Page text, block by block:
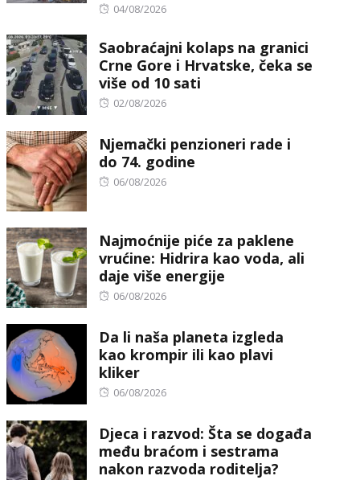
Posted
04/08/2026
Saobraćajni kolaps na granici
Crne Gore i Hrvatske, čeka se
više od 10 sati
Posted
02/08/2026
Njemački penzioneri rade i
do 74. godine
Posted
06/08/2026
Najmoćnije piće za paklene
vrućine: Hidrira kao voda, ali
daje više energije
Posted
06/08/2026
Da li naša planeta izgleda
kao krompir ili kao plavi
kliker
Posted
06/08/2026
Djeca i razvod: Šta se događa
među braćom i sestrama
nakon razvoda roditelja?